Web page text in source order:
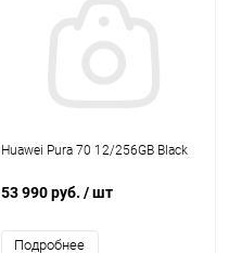
Huawei Pura 70 12/256GB Black
53 990 руб. / шт
Подробнее